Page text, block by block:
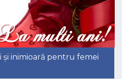
inimioară pentru femei